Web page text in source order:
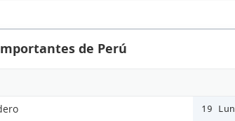
de Perú
19 Lun